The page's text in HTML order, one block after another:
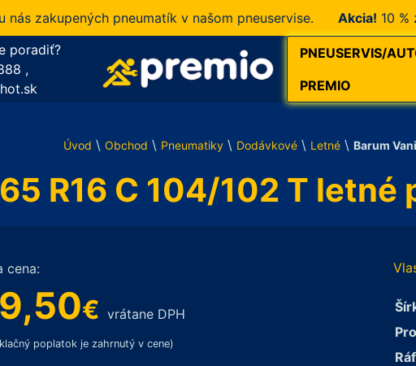
pneumatík v našom pneuservise. Akcia!10 %
poradiť?
,
PNEUSERVIS/
PREMIO
Úvod \ Obchod \ Pneumatiky \ Dodávkové \ Letné \ Barum
R16 C 104/102 T letné
cena:
€ vrátane DPH
poplatok je zahrnutý v cene)